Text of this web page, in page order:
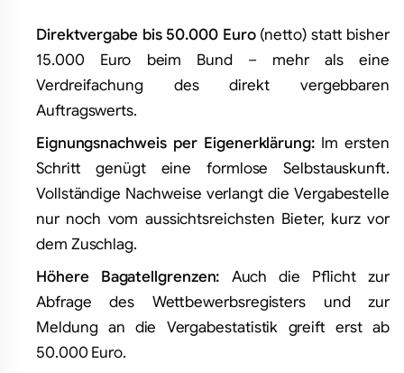
Direktvergabe bis 50.000 Euro(netto) statt bisher
15.000 Euro beim Bund – mehr als eine
Verdreifachung des direkt vergebbaren
Auftragswerts.
Eignungsnachweis per Eigenerklärung:Im ersten
Schritt genügt eine formlose Selbstauskunft.
Vollständige Nachweise verlangt die Vergabestelle
nur noch vom aussichtsreichsten Bieter, kurz vor
dem Zuschlag.
Höhere Bagatellgrenzen: Auch die Pflicht zur
Abfrage des Wettbewerbsregisters und zur
Meldung an die Vergabestatistik greift erst ab
50.000 Euro.